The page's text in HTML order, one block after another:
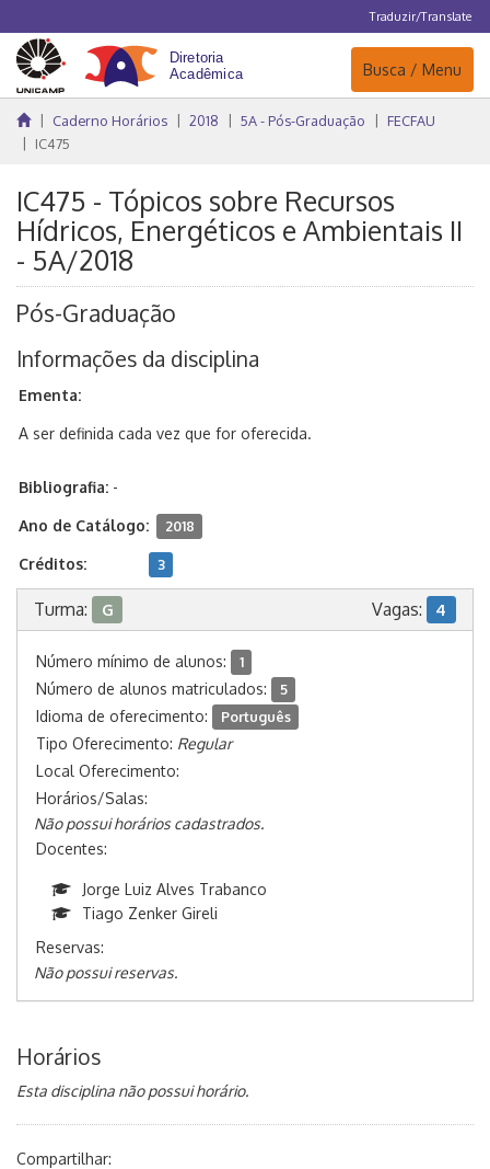
Traduzir/Translate
Navegação
Busca / Menu
Caderno Horários 2018 5A - Pós-Graduação
FECFAU
IC475
IC475 - Tópicos sobre Recursos
Hídricos, Energéticos e Ambientais II
- 5A/2018
Pós-Graduação
Informações da disciplina
Ementa:
A ser definida cada vez que for oferecida.
Bibliografia: -
Ano de Catálogo: 2018
Créditos: 3
Turma: G Vagas: 4
Número mínimo de alunos: 1
Número de alunos matriculados: 5
Idioma de oferecimento: Português
Tipo Oferecimento: Regular
Local Oferecimento:
Horários/Salas:
Não possui horários cadastrados.
Docentes:
Jorge Luiz Alves Trabanco
Tiago Zenker Gireli
Reservas:
Não possui reservas.
Horários
Esta disciplina não possui horário.
Compartilhar: